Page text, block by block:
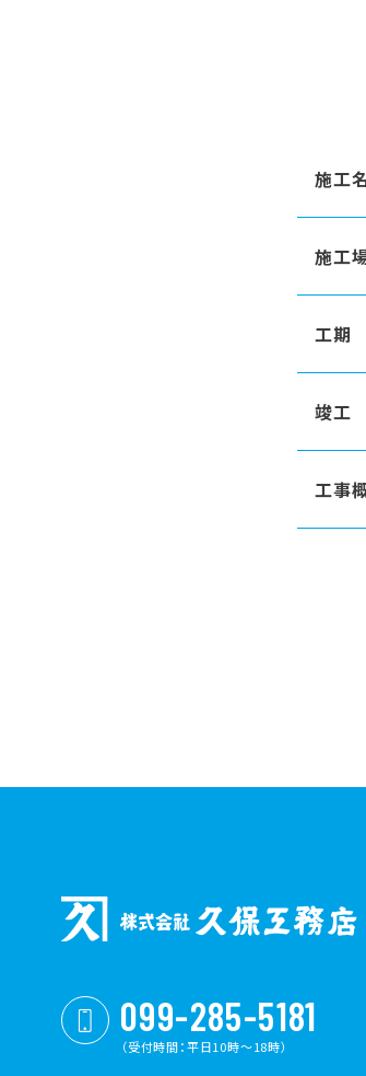
施工名
施工
工期
竣工
工事
099-285-5181
（受付時間：平日10時〜18時）